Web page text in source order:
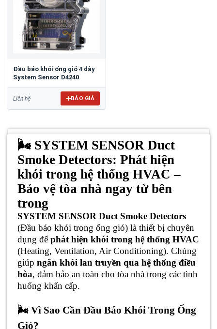
Đầu báo khói ống gió 4 dây
System Sensor D4240
Liên hệ BÁO GIÁ
🌬️ SYSTEM SENSOR Duct
Smoke Detectors: Phát hiện
khói trong hệ thống HVAC –
Bảo vệ tòa nhà ngay từ bên
trong
SYSTEM SENSOR Duct Smoke Detectors
(Đầu báo khói trong ống gió) là thiết bị chuyên
dụng đểphát hiện khói trong hệ thống HVAC
(Heating, Ventilation, Air Conditioning). Chúng
giúp ngăn khói lan truyền qua hệ thống điều
hòa, đảm bảo an toàn cho tòa nhà trong các tình
huống khẩn cấp.
🌬️ Vì Sao Cần Đầu Báo Khói Trong Ống
Gió?